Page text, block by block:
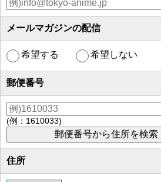
メールマガジンの配信
希望する 希望しない
郵便番号
(例：1610033)
住所